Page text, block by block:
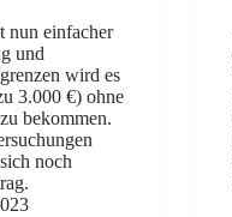
nun einfacher
und
wird es
3.000 €) ohne
bekommen.
noch